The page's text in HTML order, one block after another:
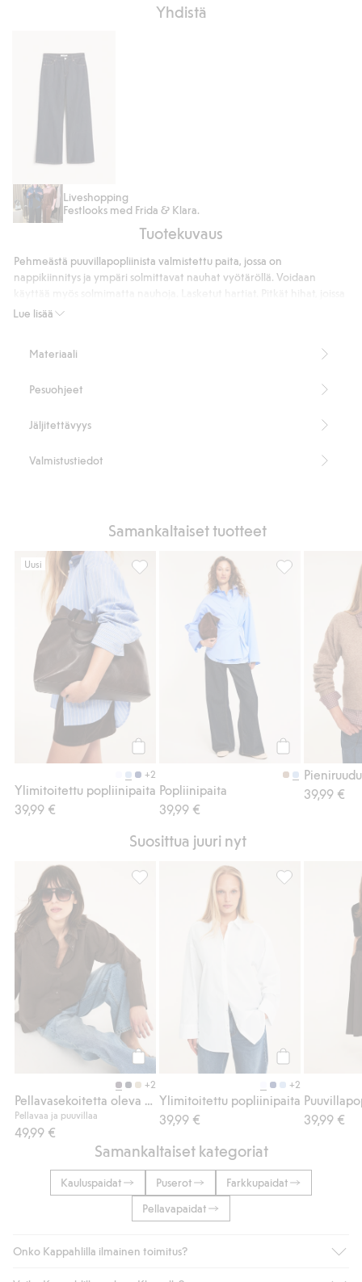
Yhdistä
Wide
jeans
Liveshopping
Festlooks med Frida & Klara.
Tuotekuvaus
Lue lisää
Pehmeästä puuvillapopliinista valmistettu paita, jossa on
nappikiinnitys ja ympäri solmittavat nauhat vyötäröllä. Voidaan
on napillinen halkio sekä napilliset mansetit hihansuissa.
Pituus 73 cm koossa S
Materiaali
Pesuohjeet
Jäljitettävyys
Valmistustiedot
Samankaltaiset tuotteet
Uusi
+2
Ylimitoitettu popliinipaita
39,99 €
Ylimitoitettu popliinipaita, Lisää
Popliinipaita
39,99 €
Popliinipaita,
39,99 €
Suosittua juuri nyt
Osta
+2
Pellavaa ja puuvillaa
49,99 €
Pellavasekoitetta oleva kauluspaita, Lisää
+2
Ylimitoitettu popliinipaita
39,99 €
39,99 €
Samankaltaiset kategoriat
Kauluspaidat Puserot
Farkkupaidat
Pellavapaidat
Onko Kappahlilla ilmainen toimitus?